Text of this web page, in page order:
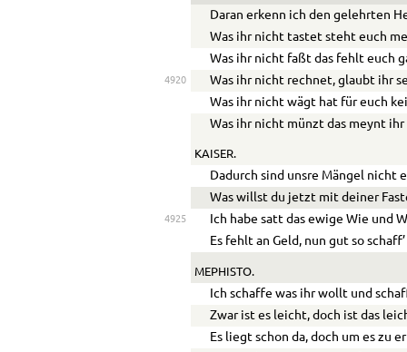
Daran erkenn ich den gelehrten
Was ihr nicht tastet steht euch
Was ihr nicht faßt das fehlt euch
4920
Was ihr nicht rechnet, glaubt ihr
Was ihr nicht wägt hat für euch
Was ihr nicht münzt das meynt
KAISER.
Dadurch sind unsre Mängel nicht
Was willst du jetzt mit deiner
4925
Ich habe satt das ewige Wie und
Es fehlt an Geld, nun gut so
MEPHISTO.
Ich schaffe was ihr wollt und
Zwar ist es leicht, doch ist das
Es liegt schon da, doch um es zu